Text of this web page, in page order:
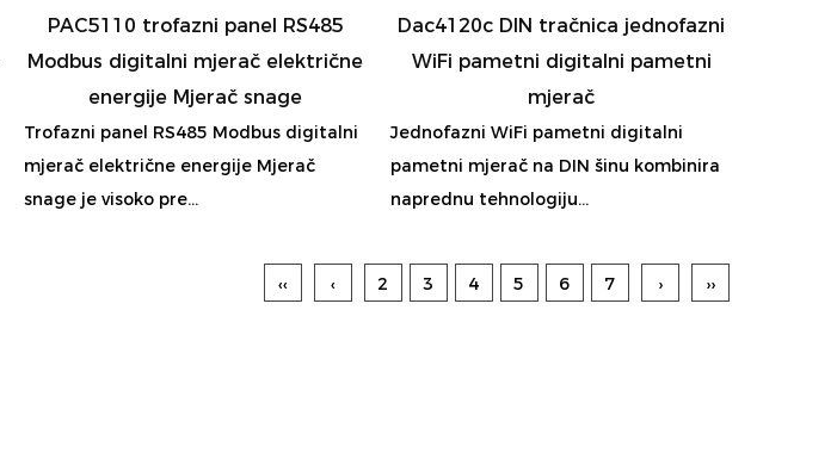
PAC5110 trofazni panel RS485
Modbus digitalni mjerač električne
energije Mjerač snage
Trofazni panel RS485 Modbus digitalni
mjerač električne energije Mjerač
snage je visoko pre...
Dac4120c DIN tračnica jednofazni
WiFi pametni digitalni pametni
mjerač
Jednofazni WiFi pametni digitalni
pametni mjerač na DIN šinu kombinira
naprednu tehnologiju...
‹‹ ‹ 2 3 4 5 6 7 › ››